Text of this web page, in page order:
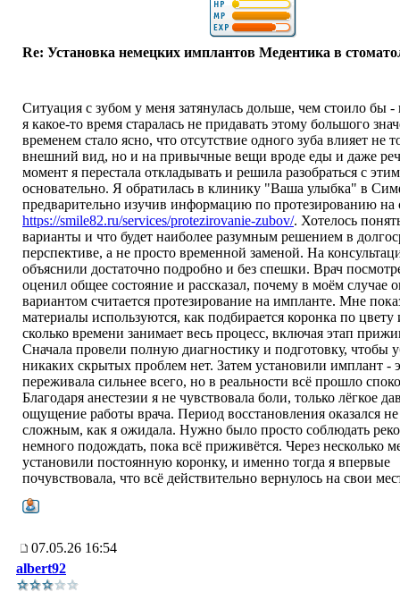
Re: Установка немецких имплантов Медентика в
Ситуация с зубом у меня затянулась дольше, чем стоило бы
я какое-то время старалась не придавать этому большого
временем стало ясно, что отсутствие одного зуба влияет не
внешний вид, но и на привычные вещи вроде еды и даже
момент я перестала откладывать и решила разобраться с
основательно. Я обратилась в клинику "Ваша улыбка" в
предварительно изучив информацию по протезированию на
https://smile82.ru/services/protezirovanie-zubov/. Хотелось
варианты и что будет наиболее разумным решением в
перспективе, а не просто временной заменой. На
объяснили достаточно подробно и без спешки. Врач
оценил общее состояние и рассказал, почему в моём случае
вариантом считается протезирование на импланте. Мне
материалы используются, как подбирается коронка по
сколько времени занимает весь процесс, включая этап
Сначала провели полную диагностику и подготовку, чтобы
никаких скрытых проблем нет. Затем установили имплант -
переживала сильнее всего, но в реальности всё прошло
Благодаря анестезии я не чувствовала боли, только лёгкое
ощущение работы врача. Период восстановления оказался
сложным, как я ожидала. Нужно было просто соблюдать
немного подождать, пока всё приживётся. Через несколько
установили постоянную коронку, и именно тогда я впервые
почувствовала, что всё действительно вернулось на свои
07.05.26 16:54
albert92